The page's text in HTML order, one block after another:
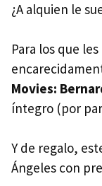
¿A alquien le
Para los que
Movies:
íntegro (por
Y de regalo,
Ángeles con